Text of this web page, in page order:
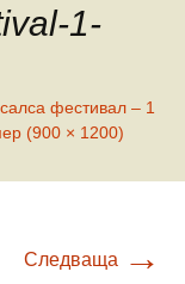
1-
фестивал – 1
(900 × 1200)
Следваща →